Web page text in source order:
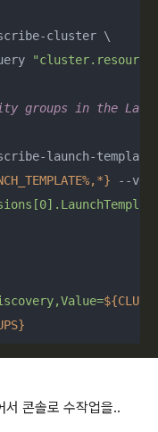
cluster \
groups in the
describe-launch-
--
서 콘솔로 수작업을..